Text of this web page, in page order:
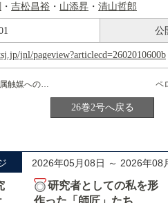
・ 吉松昌裕 ・ 山添昇 ・ 清山哲郎
公
jnl/pageview?articlecd=2602010600b
ペ
炭素質のガス化における鉄族金属触媒へのカルシウム塩添加効果
26巻2号へ戻る
2026年05月08日 ～ 2026年08
研究者としての私を形
作った「師匠」たち